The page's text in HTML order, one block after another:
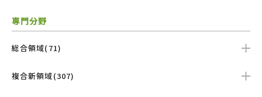
専門分野
総合領域(71)
複合新領域(307)